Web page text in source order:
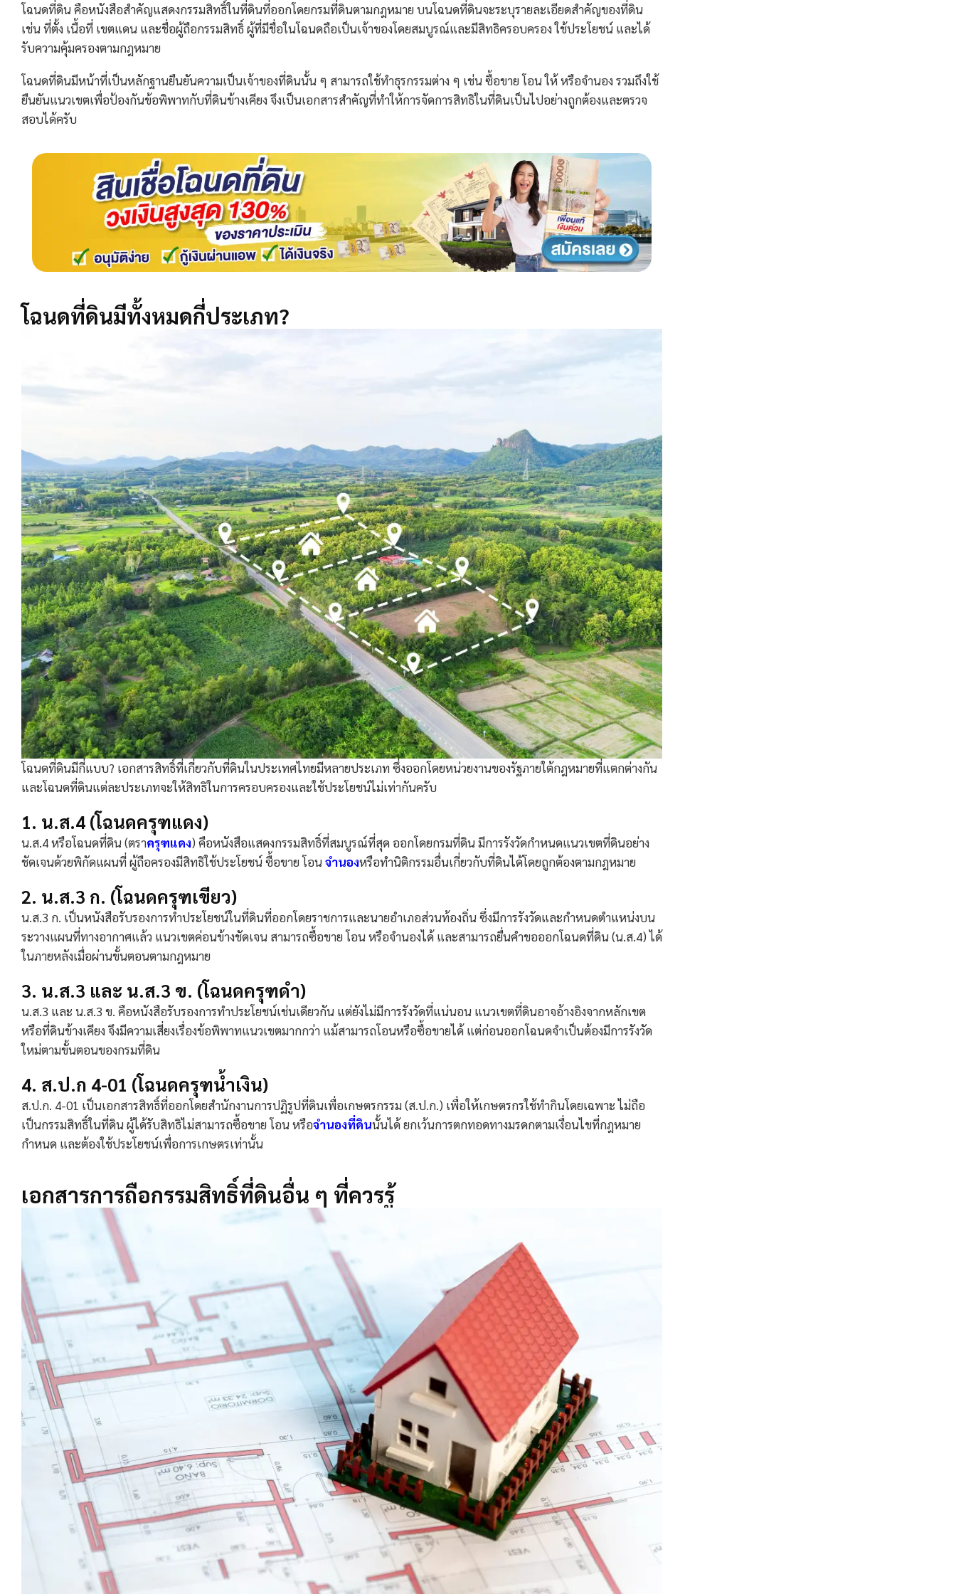
โฉนดที่ดิน คือหนังสือสำคัญแสดงกรรมสิทธิ์ในที่ดินที่ออกโดยกรมที่ดินตามกฎหมาย บนโฉนดที่ดินจะระบุรายละเอียดสำคัญของที่ดิน
เช่น ที่ตั้ง เนื้อที่ เขตแดน และชื่อผู้ถือกรรมสิทธิ์ ผู้ที่มีชื่อในโฉนดถือเป็นเจ้าของโดยสมบูรณ์และมีสิทธิครอบครอง ใช้ประโยชน์ และได้
รับความคุ้มครองตามกฎหมาย
โฉนดที่ดินมีหน้าที่เป็นหลักฐานยืนยันความเป็นเจ้าของที่ดินนั้น ๆ สามารถใช้ทำธุรกรรมต่าง ๆ เช่น ซื้อขาย โอน ให้ หรือจำนอง รวมถึงใช้
ยืนยันแนวเขตเพื่อป้องกันข้อพิพาทกับที่ดินข้างเคียง จึงเป็นเอกสารสำคัญที่ทำให้การจัดการสิทธิในที่ดินเป็นไปอย่างถูกต้องและตรวจ
สอบได้ครับ
โฉนดที่ดินมีทั้งหมดกี่ประเภท?
โฉนดที่ดินมีกี่แบบ? เอกสารสิทธิ์ที่เกี่ยวกับที่ดินในประเทศไทยมีหลายประเภท ซึ่งออกโดยหน่วยงานของรัฐภายใต้กฎหมายที่แตกต่างกัน
และโฉนดที่ดินแต่ละประเภทจะให้สิทธิในการครอบครองและใช้ประโยชน์ไม่เท่ากันครับ
1. น.ส.4 (โฉนดครุฑแดง)
น.ส.4 หรือโฉนดที่ดิน (ตราครุฑแดง) คือหนังสือแสดงกรรมสิทธิ์ที่สมบูรณ์ที่สุด ออกโดยกรมที่ดิน มีการรังวัดกำหนดแนวเขตที่ดินอย่าง
ชัดเจนด้วยพิกัดแผนที่ ผู้ถือครองมีสิทธิใช้ประโยชน์ ซื้อขาย โอน จำนองหรือทำนิติกรรมอื่นเกี่ยวกับที่ดินได้โดยถูกต้องตามกฎหมาย
2. น.ส.3 ก. (โฉนดครุฑเขียว)
น.ส.3 ก. เป็นหนังสือรับรองการทำประโยชน์ในที่ดินที่ออกโดยราชการและนายอำเภอส่วนท้องถิ่น ซึ่งมีการรังวัดและกำหนดตำแหน่งบน
ระวางแผนที่ทางอากาศแล้ว แนวเขตค่อนข้างชัดเจน สามารถซื้อขาย โอน หรือจำนองได้ และสามารถยื่นคำขอออกโฉนดที่ดิน (น.ส.4) ได้
ในภายหลังเมื่อผ่านขั้นตอนตามกฎหมาย
3. น.ส.3 และ น.ส.3 ข. (โฉนดครุฑดำ)
น.ส.3 และ น.ส.3 ข. คือหนังสือรับรองการทำประโยชน์เช่นเดียวกัน แต่ยังไม่มีการรังวัดที่แน่นอน แนวเขตที่ดินอาจอ้างอิงจากหลักเขต
หรือที่ดินข้างเคียง จึงมีความเสี่ยงเรื่องข้อพิพาทแนวเขตมากกว่า แม้สามารถโอนหรือซื้อขายได้ แต่ก่อนออกโฉนดจำเป็นต้องมีการรังวัด
ใหม่ตามขั้นตอนของกรมที่ดิน
4. ส.ป.ก 4-01 (โฉนดครุฑน้ำเงิน)
ส.ป.ก. 4-01 เป็นเอกสารสิทธิ์ที่ออกโดยสำนักงานการปฏิรูปที่ดินเพื่อเกษตรกรรม (ส.ป.ก.) เพื่อให้เกษตรกรใช้ทำกินโดยเฉพาะ ไม่ถือ
เป็นกรรมสิทธิ์ในที่ดิน ผู้ได้รับสิทธิไม่สามารถซื้อขาย โอน หรือจำนองที่ดินนั้นได้ ยกเว้นการตกทอดทางมรดกตามเงื่อนไขที่กฎหมาย
กำหนด และต้องใช้ประโยชน์เพื่อการเกษตรเท่านั้น
เอกสารการถือกรรมสิทธิ์ที่ดินอื่น ๆ ที่ควรรู้